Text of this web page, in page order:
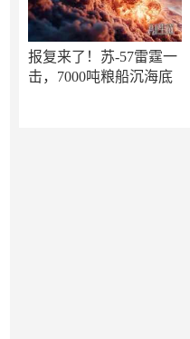
报复来了！苏-57雷霆一
击，7000吨粮船沉海底